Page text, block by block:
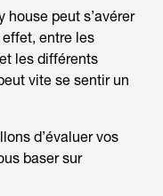
peut s’avérer
entre les
les différents
vite se sentir un
d’évaluer vos
baser sur